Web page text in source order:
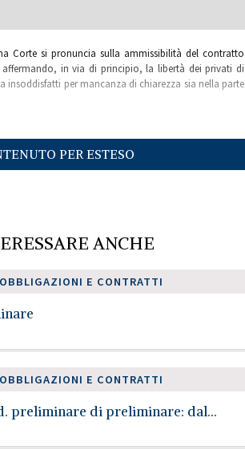
Corte si pronuncia sulla ammissibilità del contratto
in via di principio, la libertà dei privati di
insoddisfatti per mancanza di chiarezza sia nella parte
PER ESTESO
ANCHE
OBBLIGAZIONI E CONTRATTI
OBBLIGAZIONI E CONTRATTI
preliminare di preliminare: dal...